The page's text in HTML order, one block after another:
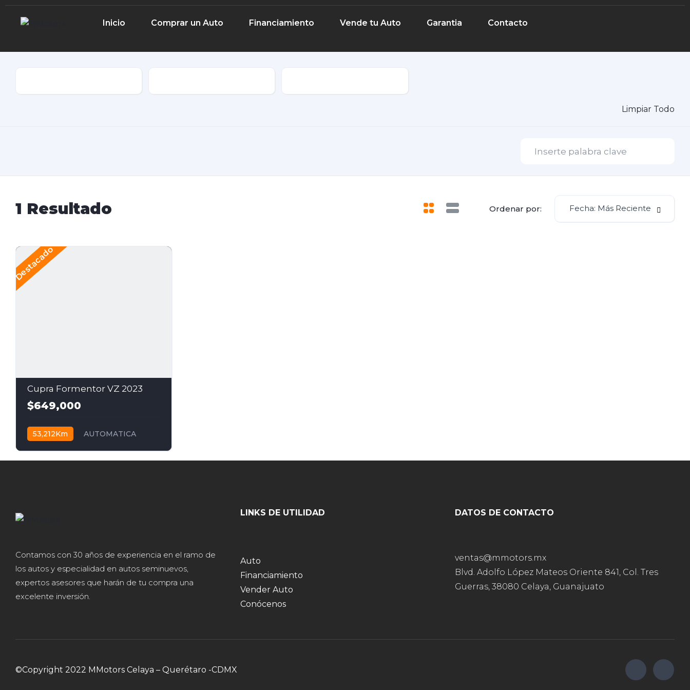
Inicio Comprar un Auto Financiamiento Vende tu Auto Garantia Contacto
Limpiar Todo
1 Resultado Ordenar por: Fecha: Más Reciente
Destacado
Cupra Formentor VZ 2023
$649,000
53,212Km
AUTOMATICA
Contamos con 30 años de experiencia en el ramo de
los autos y especialidad en autos seminuevos,
expertos asesores que harán de tu compra una
excelente inversión.
LINKS DE UTILIDAD
Auto
Financiamiento
Vender Auto
Conócenos
DATOS DE CONTACTO
ventas@mmotors.mx
Blvd. Adolfo López Mateos Oriente 841, Col. Tres
Guerras, 38080 Celaya, Guanajuato
©Copyright 2022 MMotors Celaya – Querétaro -CDMX